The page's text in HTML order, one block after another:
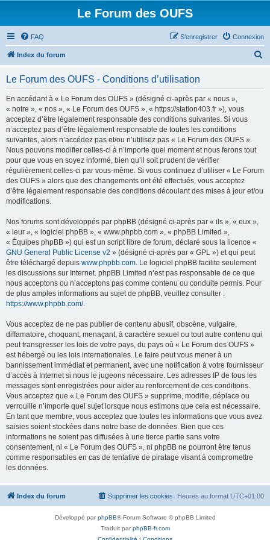
Le Forum des OUFS
FAQ Connexion
S’enregistrer
Index du forum
e
Le Forum des OUFS - Conditions d’utilisation
En accédant à « Le Forum des OUFS » (désigné ci-après par « nous »,
« notre », « nos », « Le Forum des OUFS », « https://station403.fr »), vous
acceptez d’être légalement responsable des conditions suivantes. Si vous
n’acceptez pas d’être légalement responsable de toutes les conditions
suivantes, alors n’accédez pas et/ou n’utilisez pas « Le Forum des OUFS ».
Nous pouvons modifier celles-ci à n’importe quel moment et nous ferons tout
pour que vous en soyez informé, bien qu’il soit prudent de vérifier
régulièrement celles-ci par vous-même. Si vous continuez d’utiliser « Le Forum
des OUFS » alors que des changements ont été effectués, vous acceptez
d’être légalement responsable des conditions découlant des mises à jour et/ou
modifications.
Nos forums sont développés par phpBB (désigné ci-après par « ils », « eux »,
« leur », « logiciel phpBB », « www.phpbb.com », « phpBB Limited »,
« Équipes phpBB ») qui est un script libre de forum, déclaré sous la licence «
GNU General Public License v2 » (désigné ci-après par « GPL ») et qui peut
être téléchargé depuis www.phpbb.com. Le logiciel phpBB facilite seulement
les discussions sur Internet. phpBB Limited n’est pas responsable de ce que
nous acceptons ou n’acceptons pas comme contenu ou conduite permis. Pour
de plus amples informations au sujet de phpBB, veuillez consulter :
https://www.phpbb.com/.
Vous acceptez de ne pas publier de contenu abusif, obscène, vulgaire,
diffamatoire, choquant, menaçant, à caractère sexuel ou tout autre contenu qui
peut transgresser les lois de votre pays, du pays où « Le Forum des OUFS »
est hébergé ou les lois internationales. Le faire peut vous mener à un
bannissement immédiat et permanent, avec une notification à votre fournisseur
d’accès à Internet si nous le jugeons nécessaire. Les adresses IP de tous les
messages sont enregistrées pour aider au renforcement de ces conditions.
Vous acceptez que « Le Forum des OUFS » supprime, modifie, déplace ou
verrouille n’importe quel sujet lorsque nous estimons que cela est nécessaire.
En tant que membre, vous acceptez que toutes les informations que vous avez
saisies soient stockées dans notre base de données. Bien que ces
informations ne soient pas diffusées à une tierce partie sans votre
consentement, ni « Le Forum des OUFS », ni phpBB ne pourront être tenus
comme responsables en cas de tentative de piratage visant à compromettre
les données.
Index du forum Heures au format UTC+01:00
Supprimer les cookies
Développé parphpBB® Forum Software © phpBB Limited
Traduit parphpBB-fr.com